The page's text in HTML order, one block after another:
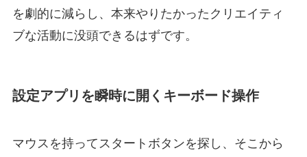
を劇的に減らし、本来やりたかったクリエイティ
ブな活動に没頭できるはずです。
設定アプリを瞬時に開くキーボード操作
マウスを持ってスタートボタンを探し、そこから